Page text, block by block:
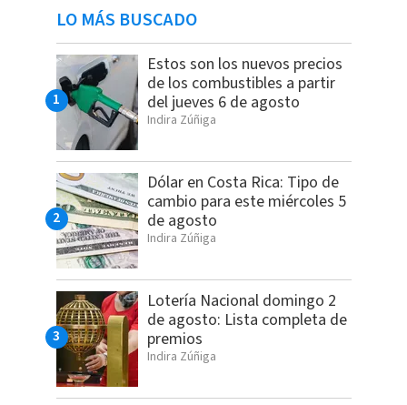
LO MÁS BUSCADO
Estos son los nuevos precios
de los combustibles a partir
del jueves 6 de agosto
Indira Zúñiga
Dólar en Costa Rica: Tipo de
cambio para este miércoles 5
de agosto
Indira Zúñiga
Lotería Nacional domingo 2
de agosto: Lista completa de
premios
Indira Zúñiga